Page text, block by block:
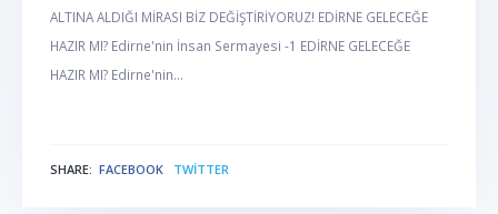
ALTINA ALDIĞI MİRASI BİZ DEĞİŞTİRİYORUZ! EDİRNE GELECEĞE
HAZIR MI? Edirne'nin İnsan Sermayesi -1 EDİRNE GELECEĞE
HAZIR MI? Edirne'nin...
SHARE: FACEBOOK TWITTER